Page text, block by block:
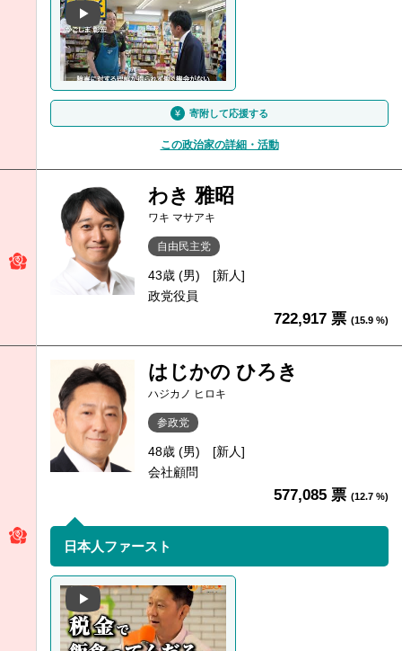
寄附して応援する
この政治家の詳細・活動
わき 雅昭
ワキ マサアキ
自由民主党
43歳 (男)
[新人]
政党役員
722,917 票 (15.9 %)
はじかの ひろき
ハジカノ ヒロキ
参政党
48歳 (男)
[新人]
会社顧問
577,085 票 (12.7 %)
日本人ファースト